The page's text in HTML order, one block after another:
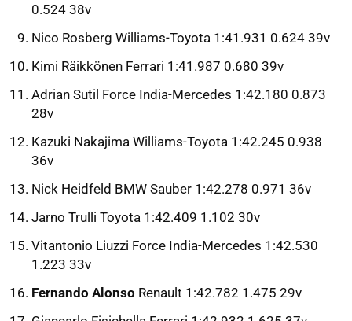
0.524 38v
Nico Rosberg Williams-Toyota 1:41.931 0.624 39v
Kimi Räikkönen Ferrari 1:41.987 0.680 39v
Adrian Sutil Force India-Mercedes 1:42.180 0.873
28v
Kazuki Nakajima Williams-Toyota 1:42.245 0.938
36v
Nick Heidfeld BMW Sauber 1:42.278 0.971 36v
Jarno Trulli Toyota 1:42.409 1.102 30v
Vitantonio Liuzzi Force India-Mercedes 1:42.530
1.223 33v
Fernando Alonso Renault 1:42.782 1.475 29v